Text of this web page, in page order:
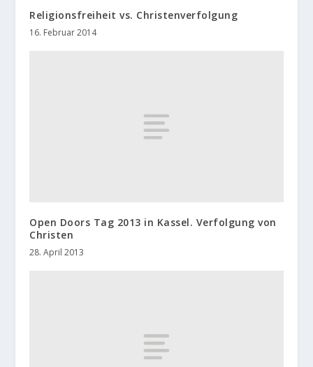
Religionsfreiheit vs. Christenverfolgung
16. Februar 2014
Open Doors Tag 2013 in Kassel. Verfolgung von
Christen
28. April 2013